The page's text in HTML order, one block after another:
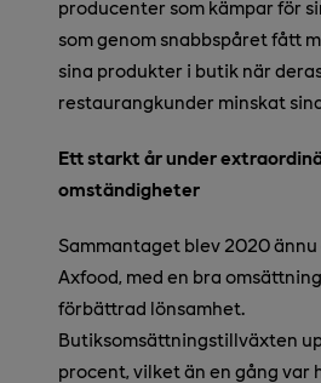
producenter som kämpar för
som genom snabbspåret fått
sina produkter i butik när
restaurangkunder minskat
Ett starkt år under
omständigheter
Sammantaget blev 2020
Axfood, med en bra
förbättrad lönsamhet.
Butiksomsättningstillväxten
procent, vilket än en gång var